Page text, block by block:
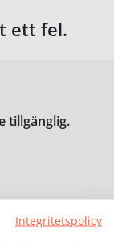
ett fel.
tillgänglig.
Integritetspolicy